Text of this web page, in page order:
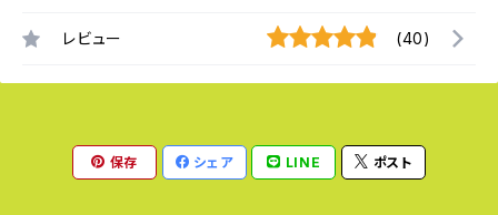
レビュー (40)
保存 シェア LINE ポスト